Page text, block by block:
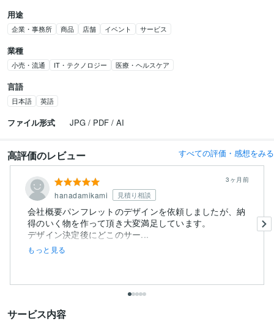
用途
企業・事務所 商品 店舗 イベント サービス
業種
小売・流通 IT・テクノロジー 医療・ヘルスケア
言語
日本語 英語
ファイル形式 JPG / PDF / AI
高評価のレビュー すべての評価・感想をみる
hanadamikami 見積り相談
3ヶ月前
会社概要パンフレットのデザインを依頼しましたが、納
得のいく物を作って頂き大変満足しています。
デザイン決定後にどこのサー...
もっと見る
サービス内容